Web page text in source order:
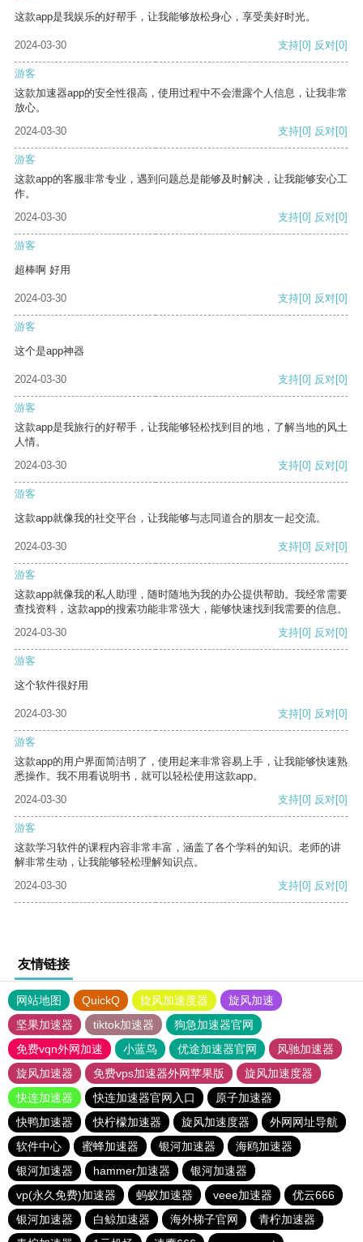
这款app是我娱乐的好帮手，让我能够放松身心，享受美好时光。
2024-03-30 支持[0] 反对[0]
游客
这款加速器app的安全性很高，使用过程中不会泄露个人信息，让我非常
放心。
2024-03-30
支持[0] 反对[0]
游客
这款app的客服非常专业，遇到问题总是能够及时解决，让我能够安心工
作。
2024-03-30
支持[0] 反对[0]
游客
超棒啊 好用
2024-03-30 支持[0] 反对[0]
游客
这个是app神器
2024-03-30 支持[0] 反对[0]
游客
这款app是我旅行的好帮手，让我能够轻松找到目的地，了解当地的风土
人情。
2024-03-30
支持[0] 反对[0]
游客
这款app就像我的社交平台，让我能够与志同道合的朋友一起交流。
2024-03-30 支持[0] 反对[0]
游客
这款app就像我的私人助理，随时随地为我的办公提供帮助。我经常需要
查找资料，这款app的搜索功能非常强大，能够快速找到我需要的信息。
2024-03-30
支持[0] 反对[0]
游客
这个软件很好用
2024-03-30 支持[0] 反对[0]
游客
这款app的用户界面简洁明了，使用起来非常容易上手，让我能够快速熟
悉操作。我不用看说明书，就可以轻松使用这款app。
2024-03-30
支持[0] 反对[0]
游客
这款学习软件的课程内容非常丰富，涵盖了各个学科的知识。老师的讲
解非常生动，让我能够轻松理解知识点。
2024-03-30
支持[0] 反对[0]
友情链接
网站地图 QuickQ 旋风加速度器
旋风加速
坚果加速器
tiktok加速器
狗急加速器官网
免费vqn外网加速
小蓝鸟 优途加速器官网
风驰加速器
旋风加速器
免费vps加速器外网苹果版
旋风加速度器
快连加速器
快连加速器官网入口
原子加速器
快鸭加速器
快柠檬加速器 旋风加速度器
外网网址导航
软件中心
蜜蜂加速器 银河加速器
海鸥加速器
银河加速器
hammer加速器
银河加速器
vp(永久免费)加速器
蚂蚁加速器 veee加速器
优云666
银河加速器
白鲸加速器 海外梯子官网
青柠加速器